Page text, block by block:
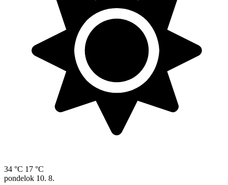
34 °C 17 °C
pondelok 10. 8.